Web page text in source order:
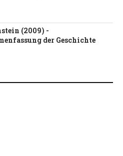
(2009) -
der Geschichte